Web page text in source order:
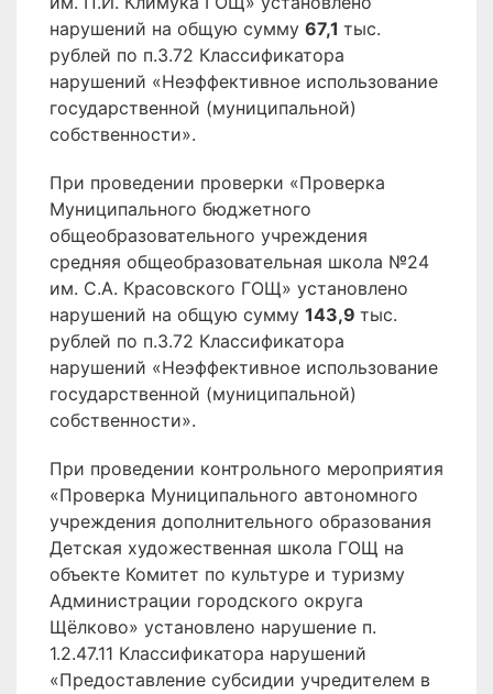
нарушений на общую сумму 67,1 тыс.
рублей по п.3.72 Классификатора
нарушений «Неэффективное использование
государственной (муниципальной)
собственности».
При проведении проверки «Проверка
Муниципального бюджетного
общеобразовательного учреждения
средняя общеобразовательная школа №24
им. С.А. Красовского ГОЩ» установлено
нарушений на общую сумму 143,9 тыс.
рублей по п.3.72 Классификатора
нарушений «Неэффективное использование
государственной (муниципальной)
собственности».
При проведении контрольного мероприятия
«Проверка Муниципального автономного
учреждения дополнительного образования
Детская художественная школа ГОЩ на
объекте Комитет по культуре и туризму
Администрации городского округа
Щёлково» установлено нарушение п.
1.2.47.11 Классификатора нарушений
«Предоставление субсидии учредителем в